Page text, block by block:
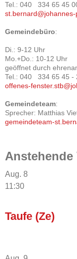
Tel.: 040 334 65 45
Gemeindebüro:
Di.: 9-12 Uhr
Mo.+Do.: 10-12 Uhr
geöffnet durch
Tel.: 040 334 65 45 -
offenes-
Gemeindeteam:
Sprecher: Matthias
gemeindeteam-
Anstehende
Aug. 8
11:30
Taufe (Ze)